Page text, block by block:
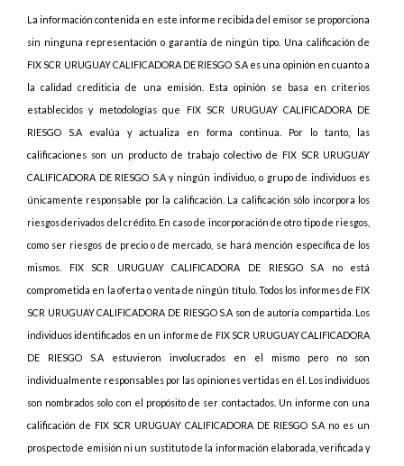
La información contenida en este informe recibida del emisor se proporciona
sin ninguna representación o garantía de ningún tipo. Una calificación de
FIX SCR URUGUAY CALIFICADORA DE RIESGO S.A es una opinión en cuanto a
la calidad crediticia de una emisión. Esta opinión se basa en criterios
establecidos y metodologías que FIX SCR URUGUAY CALIFICADORA DE
RIESGO S.A evalúa y actualiza en forma continua. Por lo tanto, las
calificaciones son un producto de trabajo colectivo de FIX SCR URUGUAY
CALIFICADORA DE RIESGO S.A y ningún individuo, o grupo de individuos es
únicamente responsable por la calificación. La calificación sólo incorpora los
riesgos derivados del crédito. En caso de incorporación de otro tipo de riesgos,
como ser riesgos de precio o de mercado, se hará mención específica de los
mismos . FIX SCR URUGUAY CALIFICADORA DE RIESGO S.A no está
comprometida en la oferta o venta de ningún título. Todos los informes de FIX
SCR URUGUAY CALIFICADORA DE RIESGO S.A son de autoría compartida. Los
individuos identificados en un informe de FIX SCR URUGUAY CALIFICADORA
DE RIESGO S.A estuvieron involucrados en el mismo pero no son
individualmente responsables por las opiniones vertidas en él. Los individuos
son nombrados solo con el propósito de ser contactados. Un informe con una
calificación de FIX SCR URUGUAY CALIFICADORA DE RIESGO S.A no es un
prospecto de emisión ni un sustituto de la información elaborada, verificada y